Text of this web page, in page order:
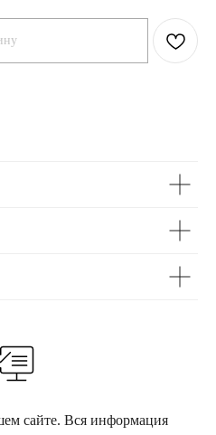
сайте. Вся информация